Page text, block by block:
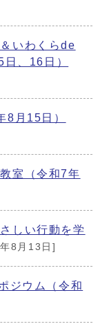
いわくらde
、16日）
8月15日）
室（令和7年
しい行動を学
8月13日]
ジウム（令和